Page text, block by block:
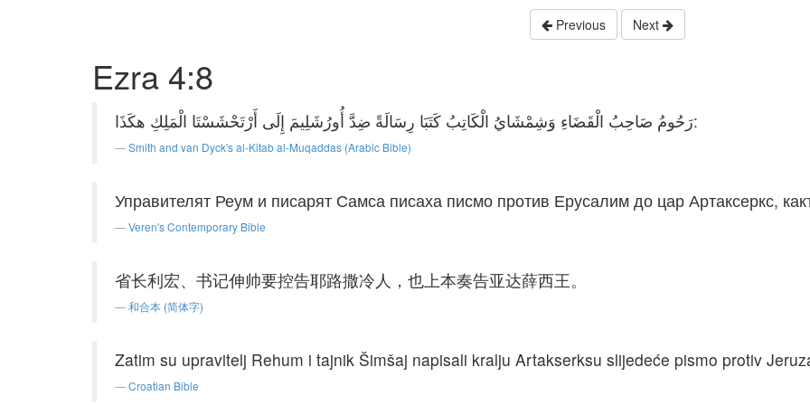
Previous Next
Ezra 4:8
رَحُومُ صَاحِبُ الْقَضَاءِ وَشِمْشَايُ الْكَاتِبُ كَتَبَا رِسَالَةً ضِدَّ أُورُشَلِيمَ إِلَى أَرْتَحْشَسْتَا الْمَلِكِ هكَذَا:
Smith and van Dyck's al-Kitab al-Muqaddas (Arabic Bible)
Управителят Реум и писарят Самса писаха писмо против Ерусалим до цар Артаксеркс,
Veren's Contemporary Bible
省长利宏、书记伸帅要控告耶路撒冷人，也上本奏告亚达薛西王。
和合本 (简体字)
Zatim su upravitelj Rehum i tajnik Šimšaj napisali kralju Artakserksu slijedeće pismo protiv
Croatian Bible